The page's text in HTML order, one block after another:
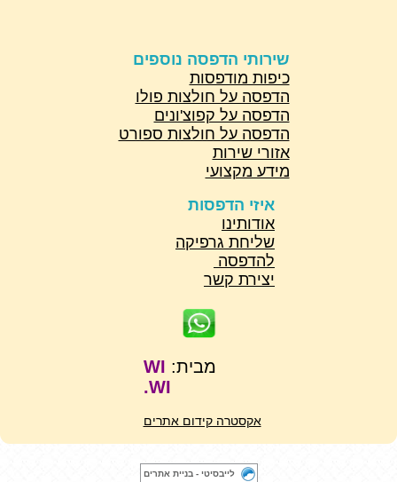
מבית: WI
WI.
שירותי הדפסה נוספים
כיפות מודפסות
הדפסה על חולצות פולו
הדפסה על קפוצ'ונים
הדפסה על חולצות ספורט
אזורי שירות
מידע מקצועי
איזי הדפסות
אודותינו
שליחת גרפיקה
להדפסה
יצירת קשר
אקסטרה קידום אתרים
לייבסיטי - בניית אתרים